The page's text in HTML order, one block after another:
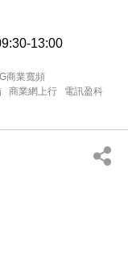
13:00
商業寬頻
商業網上行
電訊盈科